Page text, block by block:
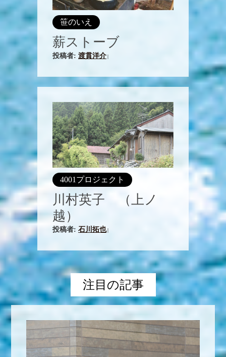
笹のいえ
薪ストーブ
投稿者: 渡貫洋介
4001プロジェクト
川村英子 （上ノ
越）
投稿者: 石川拓也|
注目の記事